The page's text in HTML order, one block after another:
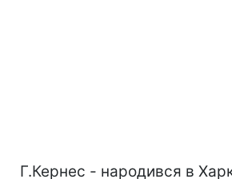
Г.Кернес - народився в